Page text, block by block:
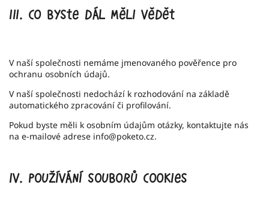
III. Co byste dál měli vědět
V naší společnosti nemáme jmenovaného pověřence pro
ochranu osobních údajů.
V naší společnosti nedochází k rozhodování na základě
automatického zpracování či profilování.
Pokud byste měli k osobním údajům otázky, kontaktujte nás
na e-mailové adrese info@poketo.cz.
IV. Používání souborů cookies